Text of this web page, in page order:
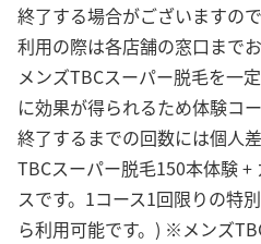
終了する場合がございますの
利用の際は各店舗の窓口まで
メンズTBCスーパー脱毛を一
に効果が得られるため体験コ
終了するまでの回数には個人
TBCスーパー脱毛150本体験
スです。1コース1回限りの特
ら利用可能です。) ※メンズ